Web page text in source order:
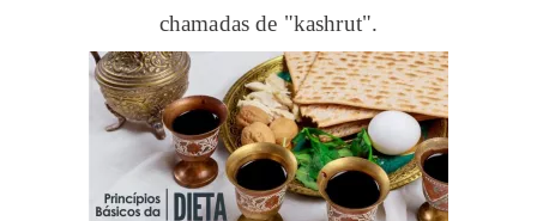
chamadas de "kashrut".